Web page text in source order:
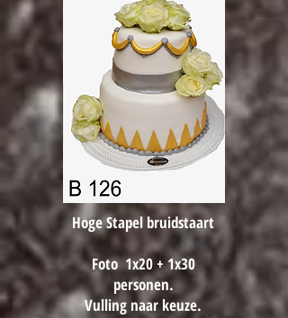
Hoge Stapel bruidstaart
Foto 1x20 + 1x30
personen.
Vulling naar keuze.